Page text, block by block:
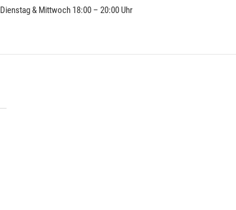
Dienstag & Mittwoch 18:00 – 20:00 Uhr